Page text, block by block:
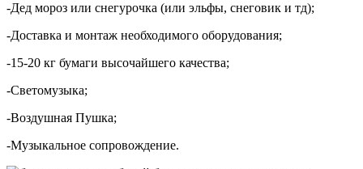
-Дед мороз или снегурочка (или эльфы, снеговик и тд);
-Доставка и монтаж необходимого оборудования;
-15-20 кг бумаги высочайшего качества;
-Светомузыка;
-Воздушная Пушка;
-Музыкальное сопровождение.